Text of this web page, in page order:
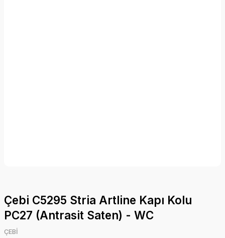
Çebi C5295 Stria Artline Kapı Kolu
PC27 (Antrasit Saten) - WC
ÇEBİ